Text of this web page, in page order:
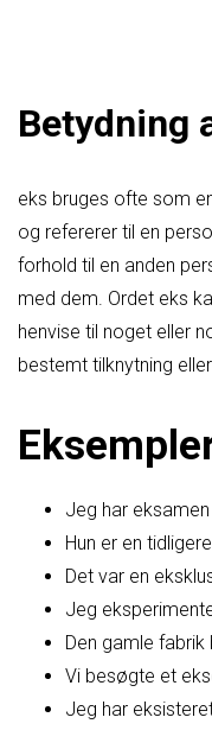
Betydning
eks bruges ofte som
og refererer til en
forhold til en anden
med dem. Ordet eks
henvise til noget eller
bestemt tilknytning
Jeg har
Hun er en
Det var en
Jeg
Den gamle
Vi besøgte et
Jeg har